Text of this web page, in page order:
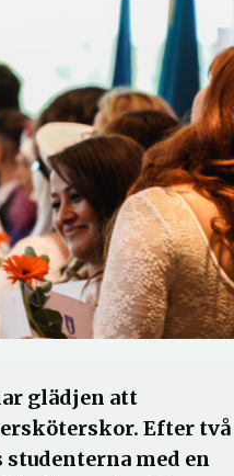
glädjen att
Efter två
med en